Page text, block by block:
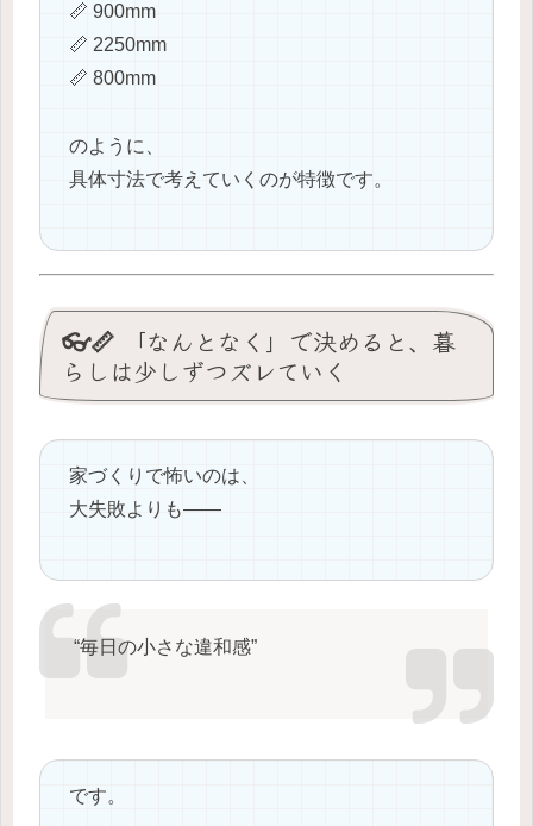
📏 900mm
📏 2250mm
📏 800mm
のように、
具体寸法で考えていくのが特徴です。
👓📏 「なんとなく」で決めると、暮
らしは少しずつズレていく
家づくりで怖いのは、
大失敗よりも――
“毎日の小さな違和感”
です。